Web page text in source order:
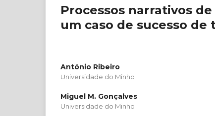
Processos narrativos
um caso de sucesso
António Ribeiro
Universidade do Minho
Miguel M. Gonçalves
Universidade do Minho